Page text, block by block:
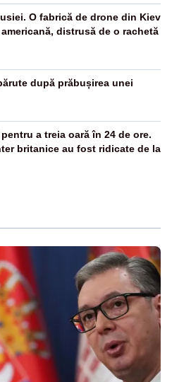
O fabrică de drone din Kiev
distrusă de o rachetă
după prăbușirea unei
a treia oară în 24 de ore.
britanice au fost ridicate de la